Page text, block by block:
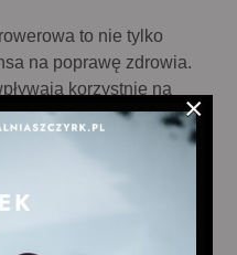
to nie tylko
na poprawę zdrowia.
korzystnie na
i nastrój.
rowerowa to idealna
cenią sobie
piękno przyrody.
nowych miejsc i kultur
×